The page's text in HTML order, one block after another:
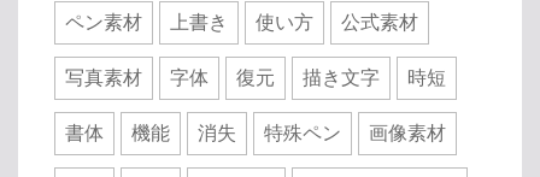
ペン素材 上書き 使い方 公式素材
写真素材 字体 復元 描き文字 時短
書体 機能 消失 特殊ペン 画像素材